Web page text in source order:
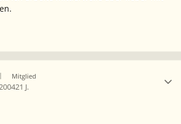
Mitglied
21 J.